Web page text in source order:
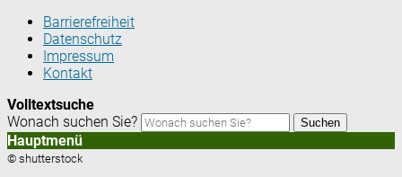
Barrierefreiheit
Datenschutz
Impressum
Kontakt
Volltextsuche
Wonach suchen Sie?
Suchen
Hauptmenü
© shutterstock